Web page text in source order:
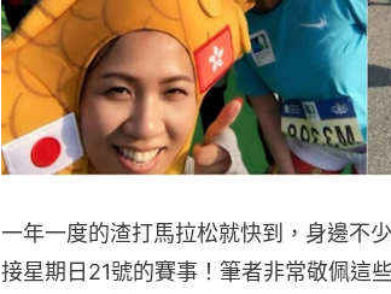
一年一度的渣打馬拉松就快到，身邊不
接星期日21號的賽事！筆者非常敬佩這